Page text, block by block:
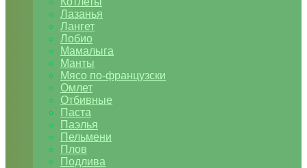
Лазанья
Лангет
Лобио
Мамалыга
Манты
Мясо по-французски
Омлет
Отбивные
Паста
Паэлья
Пельмени
Плов
Подлива